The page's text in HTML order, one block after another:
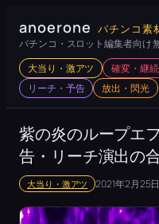
容
ス
キ
プ
anoerone パチンコ素
パチンコ・スロット編集者向け
大当り・激アツ 確変・継続
リーチ・予告
放出・閃光
紫の炎のループエ
告・リーチ演出の
大当り・激アツ 2021年2月25日